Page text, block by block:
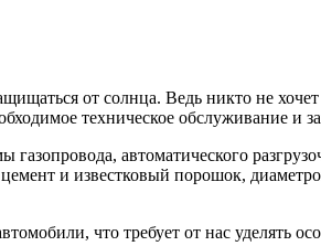
от солнца. Ведь никто не
техническое обслуживание и
автоматического
цемент и известковый порошок,
что требует от нас уделять